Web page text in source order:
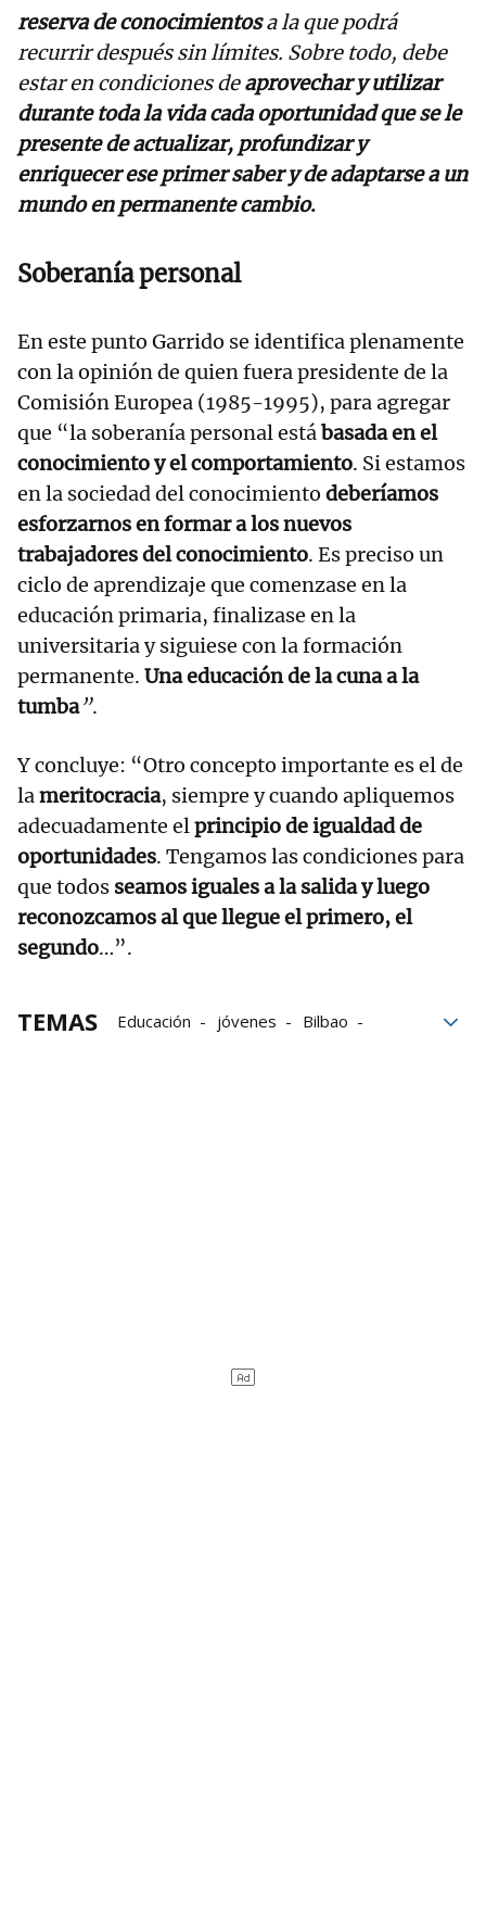
reserva de conocimientosa la que podrá
recurrir después sin límites. Sobre todo, debe
estar en condiciones deaprovechar y utilizar
durante toda la vida cada oportunidad que se le
presente de actualizar, profundizar y
enriquecer ese primer saber y de adaptarse a un
mundo en permanente cambio.
Soberanía personal
En este punto Garrido se identifica plenamente
con la opinión de quien fuera presidente de la
Comisión Europea (1985-1995), para agregar
que “la soberanía personal estábasada en el
conocimiento y el comportamiento. Si estamos
en la sociedad del conocimiento deberíamos
esforzarnos en formar a los nuevos
trabajadores del conocimiento. Es preciso un
ciclo de aprendizaje que comenzase en la
educación primaria, finalizase en la
universitaria y siguiese con la formación
permanente. Una educación de la cuna a la
tumba”.
Y concluye: “Otro concepto importante es el de
lameritocracia, siempre y cuando apliquemos
adecuadamente elprincipio de igualdad de
oportunidades. Tengamos las condiciones para
que todos seamos iguales a la salida y luego
reconozcamos al que llegue el primero, el
segundo…”.
TEMAS Educación jóvenes
Bilbao